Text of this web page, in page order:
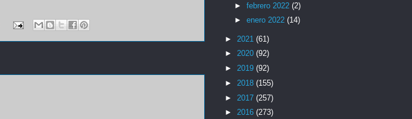
► febrero 2022 (2)
► enero 2022 (14)
► 2021 (61)
► 2020 (92)
► 2019 (92)
► 2018 (155)
► 2017 (257)
► 2016 (273)